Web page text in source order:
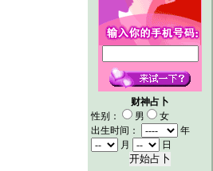
财神占卜
性别：
男
女
出生时间：
年
月
日